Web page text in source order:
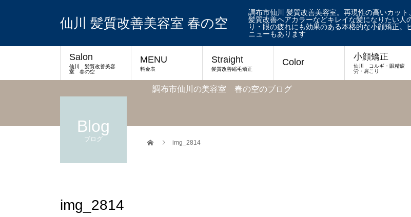
仙川 髪質改善美容室 春の空
調布市仙川 髪質改善美容室。再現性の高いカット
髪質改善ヘアカラーなどキレイな髪になりたい人
り・眼の疲れにも効果のある本格的な小顔矯正。
ニューもあります
Salon
仙川 髪質改善美容
室 春の空
MENU
料金表
Straight
髪質改善縮毛矯正
Color 小顔矯正
仙川 コルギ・眼精疲
労・肩こり
Blog
ブログ
調布市仙川の美容室 春の空のブログ
img_2814
img_2814